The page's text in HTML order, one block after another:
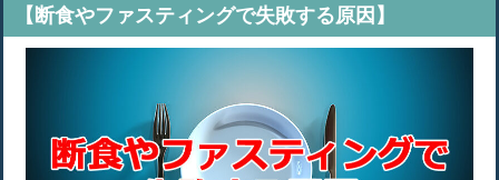
【断食やファスティングで失敗する原因】